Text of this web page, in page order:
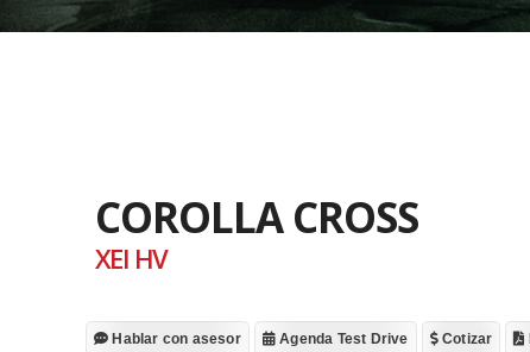
COROLLA CROSS
XEI HV
Hablar con asesor Agenda Test Drive Cotizar